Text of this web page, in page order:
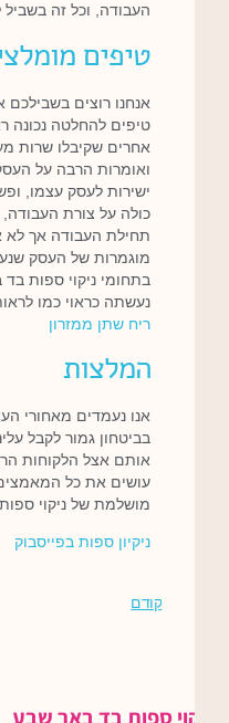
העבודה, וכל זה
טיפים
אנחנו רוצים בשבילכם
טיפים להחלטה נכונה
אחרים שקיבלו שרות
ואומרות הרבה על
ישירות לעסק עצמו,
כולה על צורת
תחילת העבודה אך לא
מוגמרות של העסק
בתחומי ניקוי ספות
נעשתה כראוי כמו
ריח שתן ממזרון
המלצות
אנו נעמדים מאחורי
בביטחון גמור לקבל
אותם אצל הלקוחות
עושים את כל
מושלמת של ניקוי
ניקיון ספות בפייסבוק
קודם